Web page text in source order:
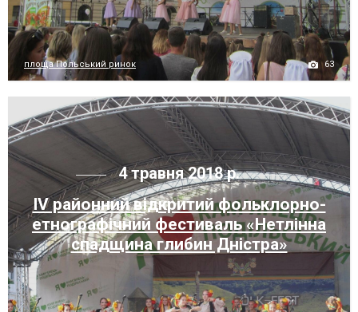
площа Польський ринок 63
4 травня 2018 р.
IV районний відкритий фольклорно-
етнографічний фестиваль «Нетлінна
спадщина глибин Дністра»